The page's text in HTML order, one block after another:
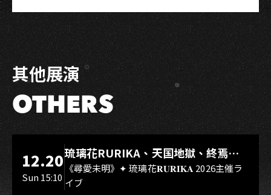
其他展演
OTHERS
LIVE WAREHOUSE 小庫
12.20
Sun 15:10
琉璃花RURIKA、天国地獄、終焉
Rebirth、DUALIA、無我夢中、花奏
スマイル（O.A.）
《尋愛未明》✦ 琉璃花𝐑𝐔𝐑𝐈𝐊𝐀 2026主催ラ
イブ